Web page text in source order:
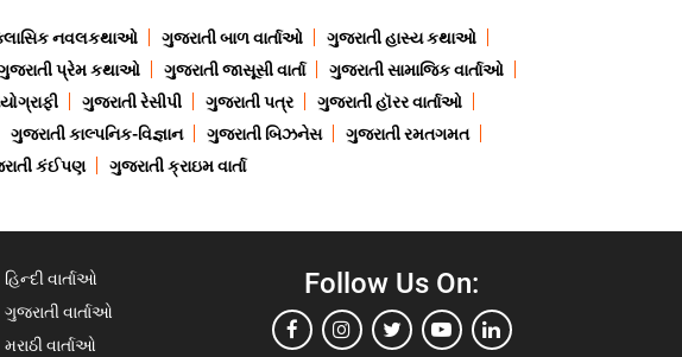
નવલકથાઓ ગુજરાતી બાળ વાર્તાઓ
ગુજરાતી હાસ્ય કથાઓ
પ્રેમ કથાઓ ગુજરાતી જાસૂસી વાર્તા
ગુજરાતી સામાજિક વાર્તાઓ
ગુજરાતી રેસીપી ગુજરાતી પત્ર
ગુજરાતી હૉરર વાર્તાઓ
ગુજરાતી કાલ્પનિક-વિજ્ઞાન ગુજરાતી બિઝનેસ
ગુજરાતી રમતગમત
કંઈપણ ગુજરાતી ક્રાઇમ વાર્તા
હિન્દી વાર્તાઓ
ગુજરાતી વાર્તાઓ
મરાઠી વાર્તાઓ
Follow Us On: